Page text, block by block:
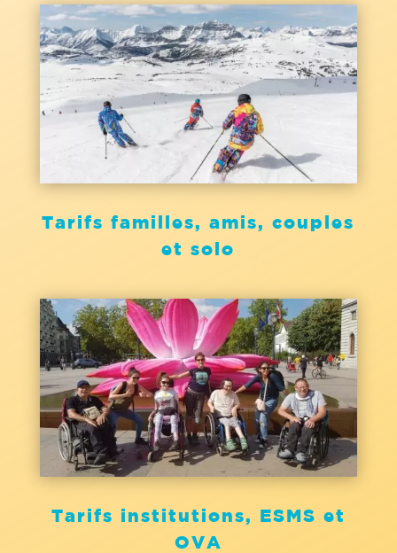
Tarifs familles, amis, couples
et solo
Tarifs institutions, ESMS et
OVA